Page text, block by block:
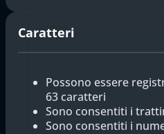
Caratteri
Possono essere
63 caratteri
Sono consentiti i
Sono consentiti i